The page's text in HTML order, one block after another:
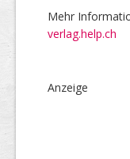
Mehr
verlag.help.ch
Anzeige